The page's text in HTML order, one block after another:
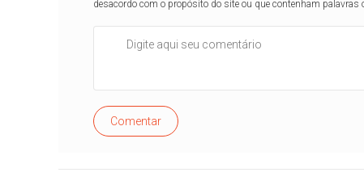
desacordo com o propósito do site ou que contenham palavras
Comentar